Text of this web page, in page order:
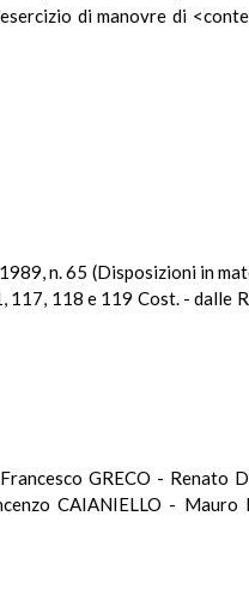
di manovre di
n. 65 (Disposizioni in
118 e 119 Cost. - dalle
GRECO - Renato
CAIANIELLO - Mauro